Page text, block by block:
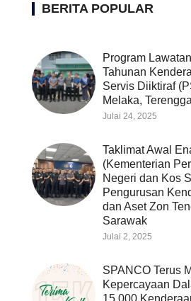
BERITA POPULAR
Program
Tahunan
Servis Diiktiraf
Melaka,
Julai 24, 2025
Taklimat Awal
(Kementerian
Negeri dan Kos
Pengurusan
dan Aset Zon
Sarawak
Julai 2, 2025
SPANCO Terus
Kepercayaan
15,000